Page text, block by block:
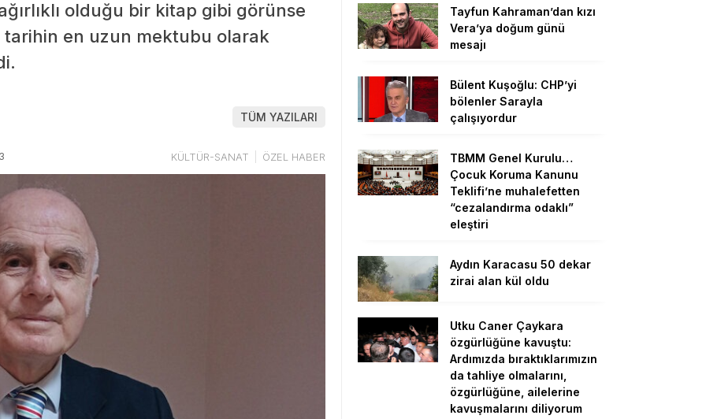
olduğu bir kitap gibi görünse
en uzun mektubu olarak
TÜM YAZILARI
KÜLTÜR-SANAT ÖZEL HABER
Tayfun Kahraman’dan kızı
Vera’ya doğum günü
mesajı
Bülent Kuşoğlu: CHP’yi
bölenler Sarayla
çalışıyordur
TBMM Genel Kurulu…
Çocuk Koruma Kanunu
Teklifi’ne muhalefetten
“cezalandırma odaklı”
eleştiri
Aydın Karacasu 50 dekar
zirai alan kül oldu
Utku Caner Çaykara
özgürlüğüne kavuştu:
Ardımızda bıraktıklarımızın
da tahliye olmalarını,
özgürlüğüne, ailelerine
kavuşmalarını diliyorum